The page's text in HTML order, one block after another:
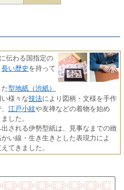
伝わる国指定の
長い歴史を持って
た型地紙（渋紙）
様々な技法により図柄・文様を手作
江戸小紋や友禅などの着物を始め
した。
される伊勢型紙は、見事なまでの緻
い線・生き生きとした表現力によ
てきました。